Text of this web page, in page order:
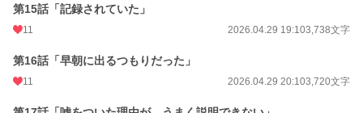
第15話「記録されていた」
11 2026.04.29 19:103,738文字
第16話「早朝に出るつもりだった」
11 2026.04.29 20:103,720文字